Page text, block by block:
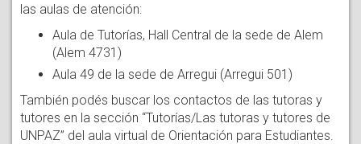
las aulas de atención:
Aula de Tutorías, Hall Central de la sede de Alem
(Alem 4731)
Aula 49 de la sede de Arregui (Arregui 501)
También podés buscar los contactos de las tutoras y
tutores en la sección “Tutorías/Las tutoras y tutores de
UNPAZ” del aula virtual de Orientación para Estudiantes.